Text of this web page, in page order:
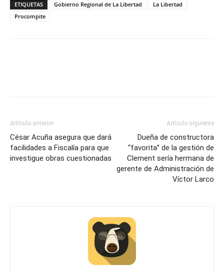
ETIQUETAS Gobierno Regional de La Libertad
La Libertad
Procompite
Artículo anterior
César Acuña asegura que dará
facilidades a Fiscalía para que
investigue obras cuestionadas
Artículo siguiente
Dueña de constructora
“favorita” de la gestión de
Clement sería hermana de
gerente de Administración de
Víctor Larco